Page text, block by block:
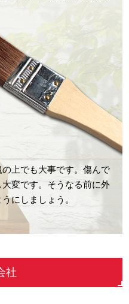
上でも大事です。傷んで
変です。そうなる前に外
にしましょう。
社